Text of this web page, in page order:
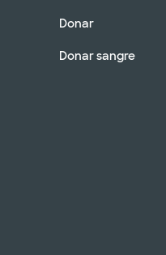
Donar
Donar sangre